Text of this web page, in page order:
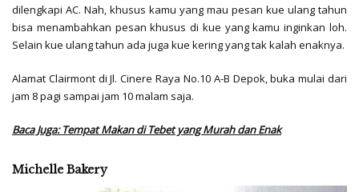
dilengkapi AC. Nah, khusus kamu yang mau pesan kue ulang tahun
bisa menambahkan pesan khusus di kue yang kamu inginkan loh.
Selain kue ulang tahun ada juga kue kering yang tak kalah enaknya.
Alamat Clairmont di Jl. Cinere Raya No.10 A-B Depok, buka mulai dari
jam 8 pagi sampai jam 10 malam saja.
Baca Juga: Tempat Makan di Tebet yang Murah dan Enak
Michelle Bakery